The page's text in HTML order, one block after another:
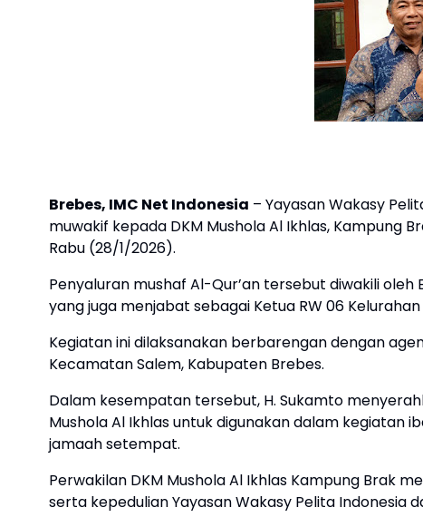
Brebes, IMC Net Indonesia – Yayasan Wakasy
muwakif kepada DKM Mushola Al Ikhlas, Kampung
Rabu (28/1/2026).
Penyaluran mushaf Al-Qur’an tersebut diwakili oleh
yang juga menjabat sebagai Ketua RW 06
Kegiatan ini dilaksanakan berbarengan dengan
Kecamatan Salem, Kabupaten Brebes.
Dalam kesempatan tersebut, H. Sukamto
Mushola Al Ikhlas untuk digunakan dalam kegiatan
jamaah setempat.
Perwakilan DKM Mushola Al Ikhlas Kampung Brak
serta kepedulian Yayasan Wakasy Pelita Indonesia